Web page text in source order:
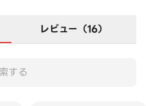
レビュー（16）